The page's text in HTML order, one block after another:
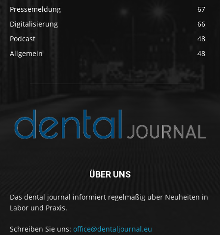
Pressemeldung
67
Digitalisierung
66
Podcast
48
Allgemein
48
ÜBER UNS
Das dental journal informiert regelmäßig über Neuheiten in
Labor und Praxis.
Schreiben Sie uns: office@dentaljournal.eu